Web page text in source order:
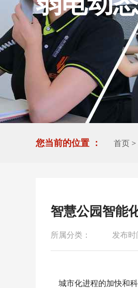
您当前的位置 ： 首页 >
智慧公园智能
所属分类： 发布时
城市化进程的加快和